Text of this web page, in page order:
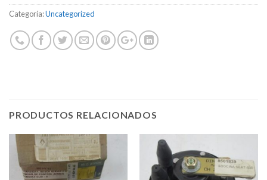
Categoría:Uncategorized
PRODUCTOS RELACIONADOS